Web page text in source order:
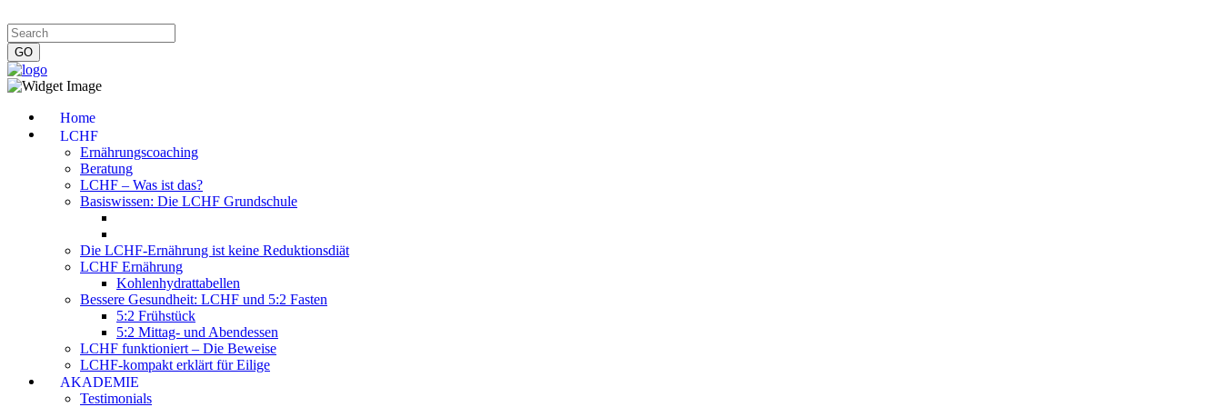
Home
LCHF
Ernährungscoaching
Beratung
LCHF – Was ist das?
Basiswissen: Die LCHF Grundschule
Die LCHF-Ernährung ist keine Reduktionsdiät
LCHF Ernährung
Kohlenhydrattabellen
Bessere Gesundheit: LCHF und 5:2 Fasten
5:2 Frühstück
5:2 Mittag- und Abendessen
LCHF funktioniert – Die Beweise
LCHF-kompakt erklärt für Eilige
AKADEMIE
Testimonials